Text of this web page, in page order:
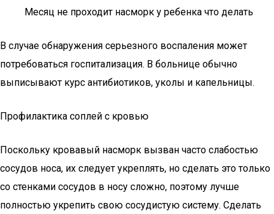
Месяц не проходит насморк у ребенка что делать
В случае обнаружения серьезного воспаления может
потребоваться госпитализация. В больнице обычно
выписывают курс антибиотиков, уколы и капельницы.
Профилактика соплей с кровью
Поскольку кровавый насморк вызван часто слабостью
сосудов носа, их следует укреплять, но сделать это только
со стенками сосудов в носу сложно, поэтому лучше
полностью укрепить свою сосудистую систему. Сделать